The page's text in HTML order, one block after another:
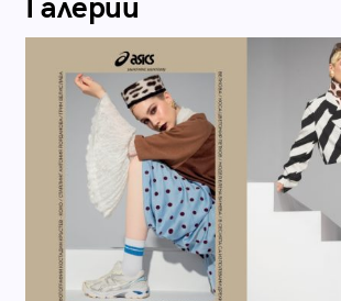
Галерии